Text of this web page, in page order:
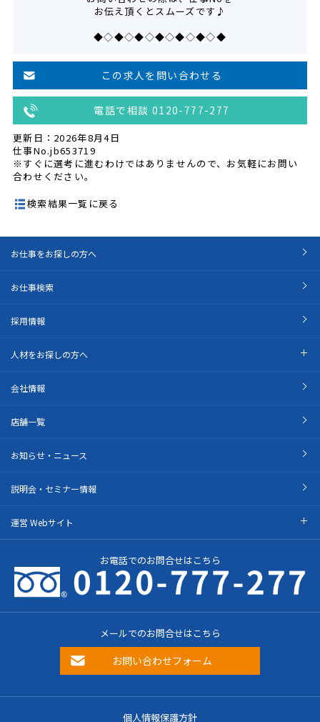
お伝え頂くとスムーズです♪
◆◇◆◇◆◇◆◇◆◇◆◇◆
この求人を問い合わせる
電話で相談 0120-777-277
更新日：2026年8月4日
仕事No.jb653719
※すぐに選考に進むわけではありませんので、お気軽にお問い
合わせください。
検索結果一覧に戻る
お仕事をお探しの方へ
お仕事検索
採用情報
人材をお探しの方へ
会社情報
店舗一覧
お知らせ・ニュース
説明会・セミナー情報
運営 Webサイト
お電話でのお問合せはこちら
メールでのお問合せはこちら
お問い合わせフォーム
個人情報保護方針